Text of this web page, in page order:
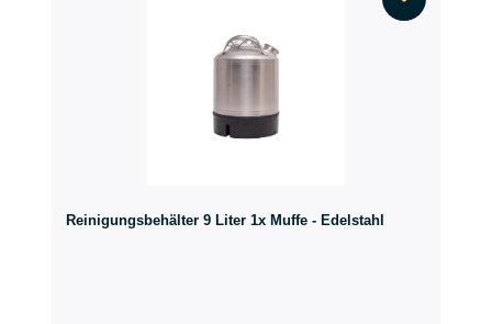
Reinigungsbehälter 9 Liter 1x Muffe - Edelstahl